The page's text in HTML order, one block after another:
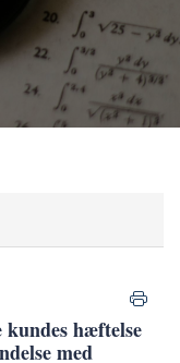
kundes hæftelse
med